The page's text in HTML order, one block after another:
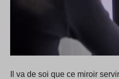
Il va de soi que ce miroir